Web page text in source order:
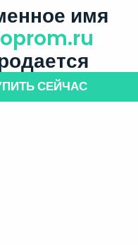
имя
СЕЙЧАС